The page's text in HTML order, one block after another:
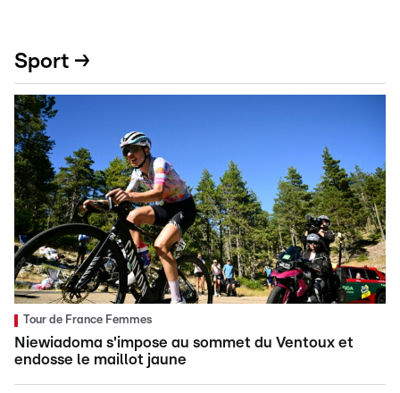
Sport →
Tour de France Femmes
Niewiadoma s'impose au sommet du Ventoux et
endosse le maillot jaune